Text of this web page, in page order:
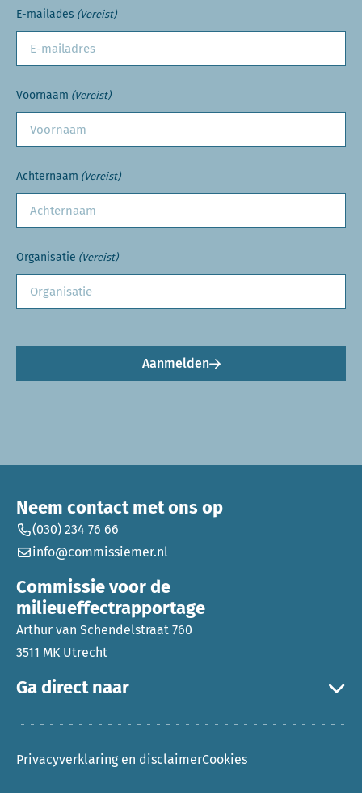
E-mailades (Vereist)
Voornaam (Vereist)
Achternaam (Vereist)
Organisatie (Vereist)
Aanmelden
Ga direct naar
Neem contact met ons op
(030) 234 76 66
info@commissiemer.nl
Commissie voor de
milieueffectrapportage
Arthur van Schendelstraat 760
3511 MK Utrecht
Privacyverklaring en disclaimerCookies